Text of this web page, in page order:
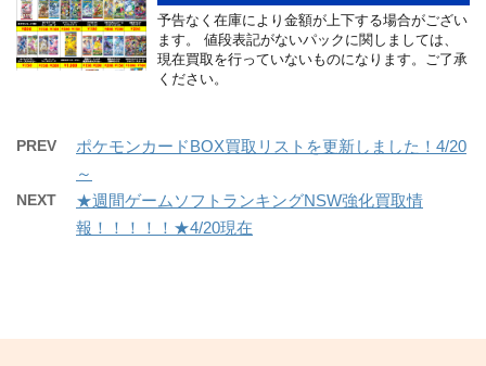
予告なく在庫により金額が上下する場合がござい
ます。 値段表記がないパックに関しましては、
現在買取を行っていないものになります。ご了承
ください。
PREV
ポケモンカードBOX買取リストを更新しました！4/20
～
NEXT
★週間ゲームソフトランキングNSW強化買取情
報！！！！！★4/20現在